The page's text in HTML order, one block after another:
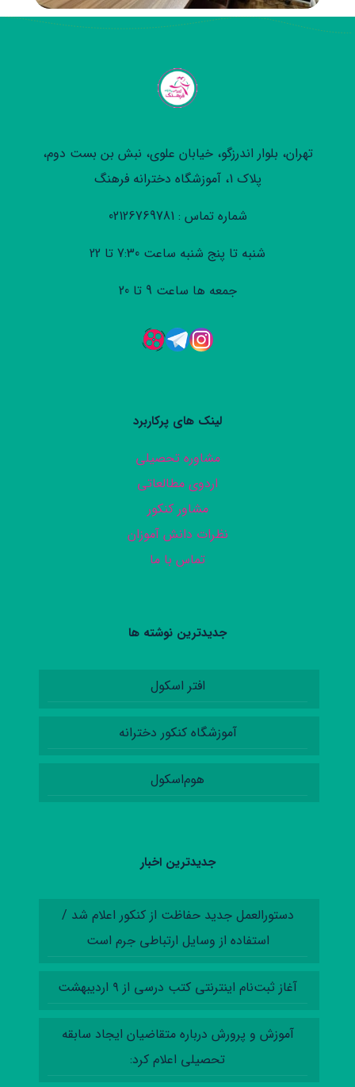
تهران، بلوار اندرزگو، خیابان علوی، نبش بن بست دوم،
پلاک 1، آموزشگاه دخترانه فرهنگ
شماره تماس : 02126769781
شنبه تا پنج شنبه ساعت 7:30 تا 22
جمعه ها ساعت 9 تا 20
لینک های پرکاربرد
مشاوره تحصیلی
اردوی مطالعاتی
مشاور کنکور
نظرات دانش آموزان
تماس با ما
جدیدترین نوشته ها
افتر اسکول
آموزشگاه کنکور دخترانه
هوم‌اسکول
جدیدترین اخبار
دستورالعمل‌ جدید حفاظت از کنکور اعلام شد /
استفاده از وسایل ارتباطی جرم است
آغاز ثبت‌نام اینترنتی کتب درسی از ۹ اردیبهشت
آموزش‌ و پرورش درباره متقاضیان ایجاد سابقه
تحصیلی اعلام کرد: